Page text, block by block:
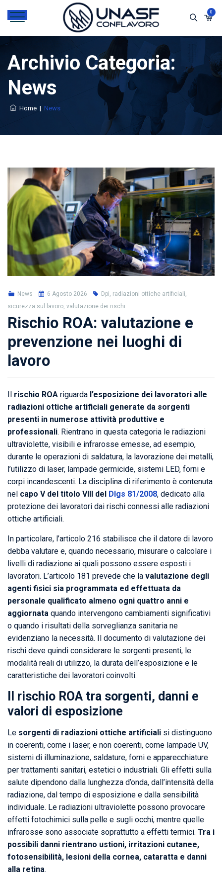
0
Archivio Categoria:
News
Home | News
News 6 Agosto 2026
Dpi, radiazioni ottiche artificiali,
sicurezza sul lavoro, valutazione dei rischi
Rischio ROA: valutazione e
prevenzione nei luoghi di
lavoro
Il rischio ROA riguarda l’esposizione dei lavoratori alle
radiazioni ottiche artificiali generate da sorgenti
presenti in numerose attività produttive e
professionali. Rientrano in questa categoria le radiazioni
ultraviolette, visibili e infrarosse emesse, ad esempio,
durante le operazioni di saldatura, la lavorazione dei metalli,
l’utilizzo di laser, lampade germicide, sistemi LED, forni e
corpi incandescenti. La disciplina di riferimento è contenuta
nel capo V del titolo VIII del Dlgs 81/2008, dedicato alla
protezione dei lavoratori dai rischi connessi alle radiazioni
ottiche artificiali.
In particolare, l’articolo 216 stabilisce che il datore di lavoro
debba valutare e, quando necessario, misurare o calcolare i
livelli di radiazione ai quali possono essere esposti i
lavoratori. L’articolo 181 prevede che la valutazione degli
agenti fisici sia programmata ed effettuata da
personale qualificato almeno ogni quattro anni e
aggiornata quando intervengono cambiamenti significativi
o quando i risultati della sorveglianza sanitaria ne
evidenziano la necessità. Il documento di valutazione dei
rischi deve quindi considerare le sorgenti presenti, le
modalità reali di utilizzo, la durata dell’esposizione e le
caratteristiche dei lavoratori coinvolti.
Il rischio ROA tra sorgenti, danni e
valori di esposizione
Le sorgenti di radiazioni ottiche artificiali si distinguono
in coerenti, come i laser, e non coerenti, come lampade UV,
sistemi di illuminazione, saldature, forni e apparecchiature
per trattamenti sanitari, estetici o industriali. Gli effetti sulla
salute dipendono dalla lunghezza d’onda, dall’intensità della
radiazione, dal tempo di esposizione e dalla sensibilità
individuale. Le radiazioni ultraviolette possono provocare
effetti fotochimici sulla pelle e sugli occhi, mentre quelle
infrarosse sono associate soprattutto a effetti termici. Tra i
possibili danni rientrano ustioni, irritazioni cutanee,
fotosensibilità, lesioni della cornea, cataratta e danni
alla retina.